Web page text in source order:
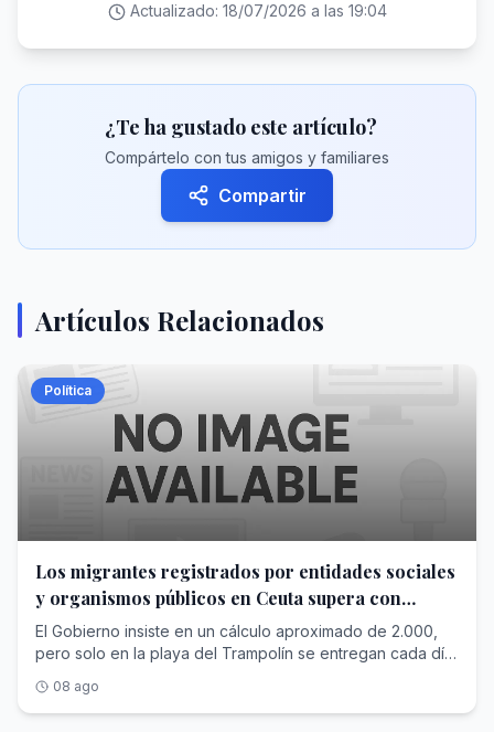
Actualizado: 18/07/2026 a las 19:04
¿Te ha gustado este artículo?
Compártelo con tus amigos y familiares
Compartir
Artículos Relacionados
Política
Los migrantes registrados por entidades sociales
y organismos públicos en Ceuta supera con
creces las cifras de Interior
El Gobierno insiste en un cálculo aproximado de 2.000,
pero solo en la playa del Trampolín se entregan cada día
08 ago